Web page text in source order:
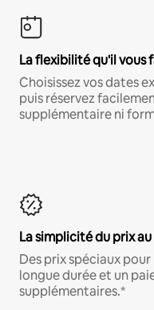
La flexibilité qu'il vous
Choisissez vos dates
puis réservez
supplémentaire ni
La simplicité du prix
Des prix spéciaux
longue durée et un
supplémentaires.*